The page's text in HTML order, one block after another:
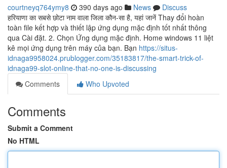
courtneyq764ymy8 390 days ago News
Discuss
हरियाणा का सबसे छोटा नाम वाला जिला कौन-सा है, यहां जानें Thay đổi hoàn
toàn file kết hợp và thiết lập ứng dụng mặc định tốt nhất thông
qua Cài đặt. 2. Chọn Ứng dụng mặc định. Home windows 11 liệt
kê mọi ứng dụng trên máy của bạn. Bạn https://situs-
idnaga9958024.prublogger.com/35183817/the-smart-trick-of-
idnaga99-slot-online-that-no-one-is-discussing
Comments
Who Upvoted
Comments
Submit a Comment
No HTML